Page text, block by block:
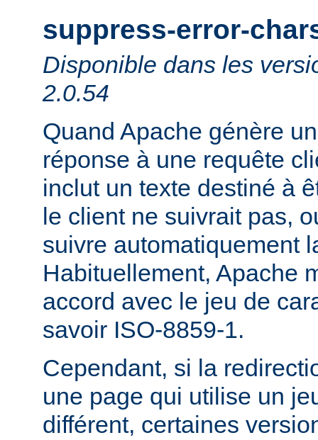
suppress-error-
Disponible dans les
2.0.54
Quand Apache génère
réponse à une requête
inclut un texte destiné à
le client ne suivrait pas,
suivre automatiquement
Habituellement, Apache
accord avec le jeu de
savoir ISO-8859-1.
Cependant, si la
une page qui utilise un
différent, certaines